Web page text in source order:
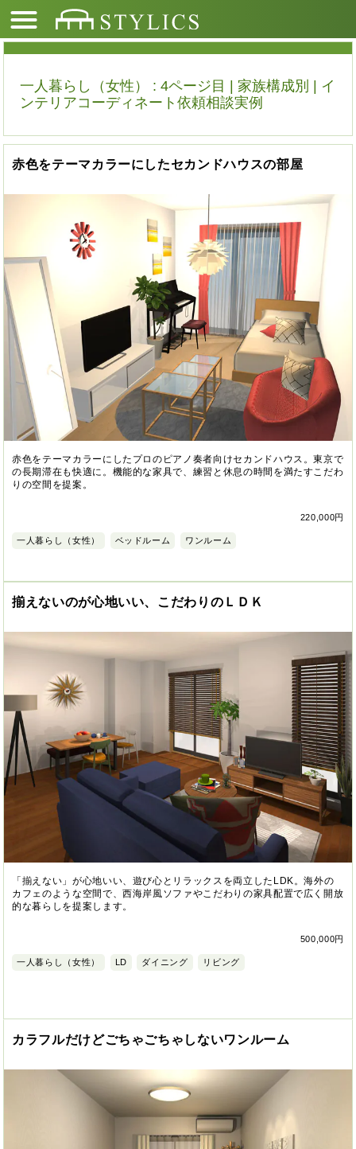
一人暮らし（女性） : 4ページ目 | 家族構成別 | イ
ンテリアコーディネート依頼相談実例
赤色をテーマカラーにしたセカンドハウスの部屋
赤色をテーマカラーにしたプロのピアノ奏者向けセカンドハウス。東京で
の長期滞在も快適に。機能的な家具で、練習と休息の時間を満たすこだわ
りの空間を提案。
220,000円
一人暮らし（女性） ベッドルーム ワンルーム
揃えないのが心地いい、こだわりのＬＤＫ
「揃えない」が心地いい、遊び心とリラックスを両立したLDK。海外の
カフェのような空間で、西海岸風ソファやこだわりの家具配置で広く開放
的な暮らしを提案します。
500,000円
一人暮らし（女性） LD ダイニング リビング
カラフルだけどごちゃごちゃしないワンルーム